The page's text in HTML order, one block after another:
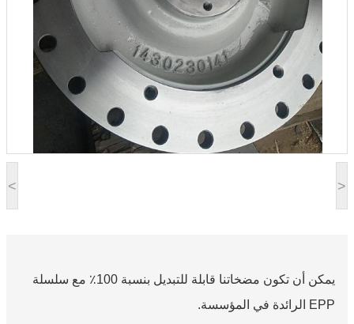
< >
يمكن أن تكون مضخاتنا قابلة للتبديل بنسبة 100٪ مع سلسلة
EPP الرائدة في المؤسسة.